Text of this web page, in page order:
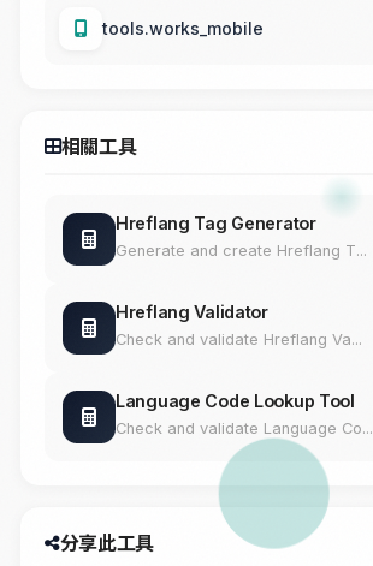
tools.works_mobile
相關工具
Hreflang Tag Generator
Generate and create Hreflang T...
Hreflang Validator
Check and validate Hreflang Va...
Language Code Lookup Tool
Check and validate Language Co...
分享此工具